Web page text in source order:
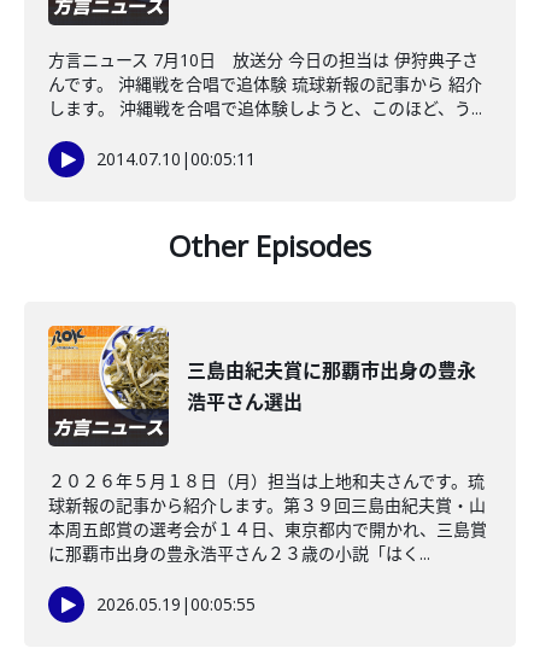
方言ニュース 7月10日 放送分 今日の担当は 伊狩典子さ
んです。 沖縄戦を合唱で追体験 琉球新報の記事から 紹介
します。 沖縄戦を合唱で追体験しようと、このほど、う...
2014.07.10 |00:05:11
Other Episodes
三島由紀夫賞に那覇市出身の豊永
浩平さん選出
２０２６年５月１８日（月）担当は上地和夫さんです。琉
球新報の記事から紹介します。第３９回三島由紀夫賞・山
本周五郎賞の選考会が１４日、東京都内で開かれ、三島賞
に那覇市出身の豊永浩平さん２３歳の小説「はく...
2026.05.19 |00:05:55